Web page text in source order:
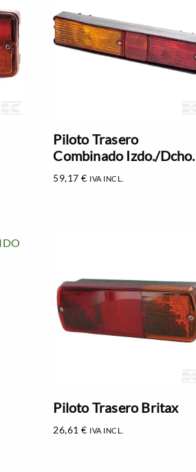
Piloto Trasero
Combinado Izdo./Dcho.
59,17€ IVA INCL.
Piloto Trasero Britax
26,61€ IVA INCL.